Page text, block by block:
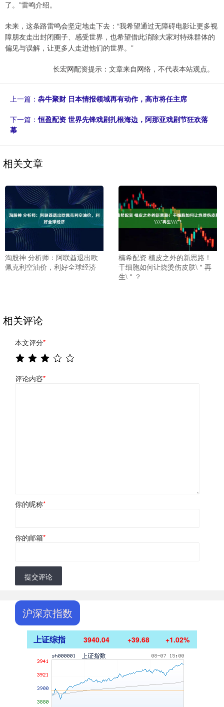
了。”雷鸣介绍。
未来，这条路雷鸣会坚定地走下去：“我希望通过无障碍电影让更多视
障朋友走出封闭圈子、感受世界，也希望借此消除大家对特殊群体的
偏见与误解，让更多人走进他们的世界。”
长宏网配资提示：文章来自网络，不代表本站观点。
上一篇： 犇牛聚财 日本情报领域再有动作，高市将任主席
下一篇：恒盈配资 世界先锋戏剧扎根海边，阿那亚戏剧节狂欢落
幕
相关文章
淘股神 分析师：阿联酋退出欧
佩克利空油价，利好全球经济
楠希配资 植皮之外的新思路！
干细胞如何让烧烫伤皮肤\＂再
生\＂？
相关评论
本文评分*
评论内容*
你的昵称*
你的邮箱*
提交评论
沪深京指数
上证综指 3940.04 +39.68 +1.02%